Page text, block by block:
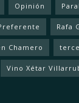
Opinión
Rafa
Chamero
Vino Xétar